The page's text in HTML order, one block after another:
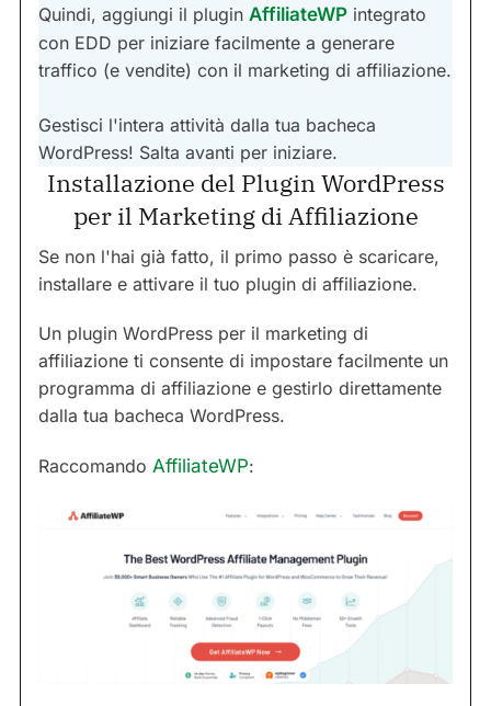
Quindi, aggiungi il plugin AffiliateWP integrato
con EDD per iniziare facilmente a generare
traffico (e vendite) con il marketing di affiliazione.
Gestisci l'intera attività dalla tua bacheca
WordPress! Salta avanti per iniziare.
Installazione del Plugin WordPress
per il Marketing di Affiliazione
Se non l'hai già fatto, il primo passo è scaricare,
installare e attivare il tuo plugin di affiliazione.
Un plugin WordPress per il marketing di
affiliazione ti consente di impostare facilmente un
programma di affiliazione e gestirlo direttamente
dalla tua bacheca WordPress.
Raccomando AffiliateWP: